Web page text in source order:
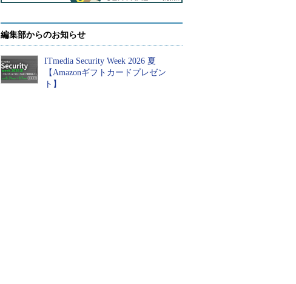
編集部からのお知らせ
ITmedia Security Week 2026 夏
【Amazonギフトカードプレゼン
ト】